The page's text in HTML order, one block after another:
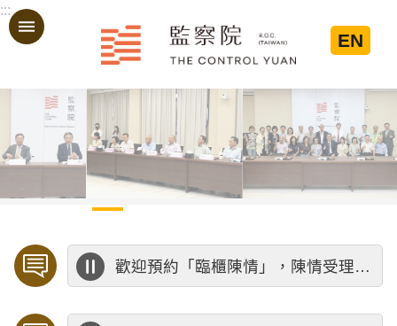
跳到主要內容區塊
:::
EN
歡迎預約「臨櫃陳情」，陳情受理中心將優先排定人員與您接談，釐清案情爭點後收案處理，以節省您的寶貴時間。